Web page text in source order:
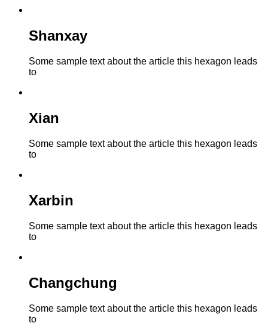
Shanxay
Some sample text about the article this hexagon leads
to
Xian
Some sample text about the article this hexagon leads
to
Xarbin
Some sample text about the article this hexagon leads
to
Changchung
Some sample text about the article this hexagon leads
to